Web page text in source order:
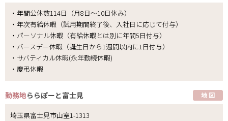
・年間公休数114日（月8日～10日休み）
・年次有給休暇（試用期間終了後、入社日に応じて付与）
・パーソナル休暇（有給休暇とは別に年間5日付与）
・バースデー休暇（誕生日から1週間以内に1日付与）
・サバティカル休暇(永年勤続休暇)
・慶弔休暇
勤務地ららぽーと富士見 地 図
埼玉県富士見市山室1-1313